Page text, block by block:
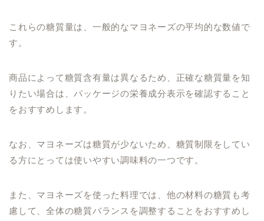
これらの糖質量は、一般的なマヨネーズの平均的な数値で
す。
商品によって糖質含有量は異なるため、正確な糖質量を知
りたい場合は、パッケージの栄養成分表示を確認すること
をおすすめします。
なお、マヨネーズは糖質が少ないため、糖質制限をしてい
る方にとっては使いやすい調味料の一つです。
また、マヨネーズを使った料理では、他の材料の糖質も考
慮して、全体の糖質バランスを調整することをおすすめし